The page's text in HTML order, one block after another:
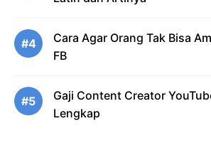
#4
Cara Agar Orang Tak Bisa
FB
#5
Gaji Content Creator
Lengkap